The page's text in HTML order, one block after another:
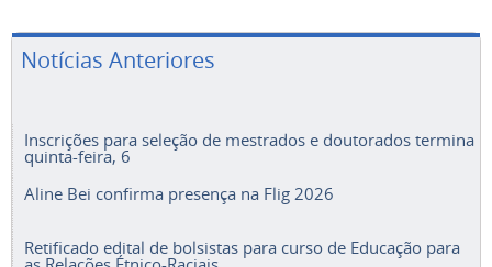
Notícias Anteriores
Inscrições para seleção de mestrados e doutorados termina
quinta-feira, 6
Aline Bei confirma presença na Flig 2026
Retificado edital de bolsistas para curso de Educação para